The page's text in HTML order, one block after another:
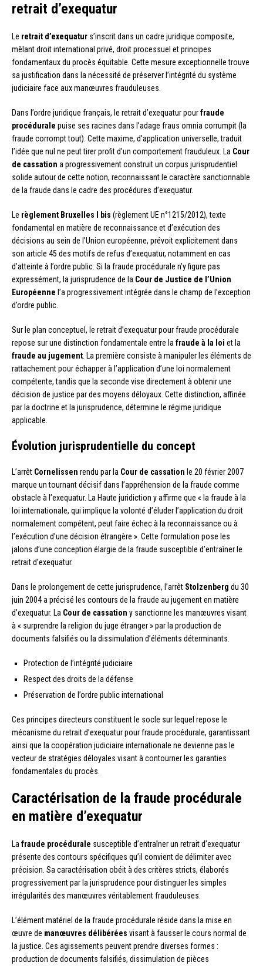
retrait d’exequatur
Le retrait d’exequatur s’inscrit dans un cadre juridique composite,
mêlant droit international privé, droit processuel et principes
fondamentaux du procès équitable. Cette mesure exceptionnelle trouve
sa justification dans la nécessité de préserver l’intégrité du système
judiciaire face aux manœuvres frauduleuses.
Dans l’ordre juridique français, le retrait d’exequatur pourfraude
procédurale puise ses racines dans l’adage fraus omnia corrumpit (la
fraude corrompt tout). Cette maxime, d’application universelle, traduit
l’idée que nul ne peut tirer profit d’un comportement frauduleux. La Cour
de cassation a progressivement construit un corpus jurisprudentiel
solide autour de cette notion, reconnaissant le caractère sanctionnable
de la fraude dans le cadre des procédures d’exequatur.
Le règlement Bruxelles I bis (règlement UE n°1215/2012), texte
fondamental en matière de reconnaissance et d’exécution des
décisions au sein de l’Union européenne, prévoit explicitement dans
son article 45 des motifs de refus d’exequatur, notamment en cas
d’atteinte à l’ordre public. Si la fraude procédurale n’y figure pas
expressément, la jurisprudence de la Cour de Justice de l’Union
Européenne l’a progressivement intégrée dans le champ de l’exception
d’ordre public.
Sur le plan conceptuel, le retrait d’exequatur pour fraude procédurale
repose sur une distinction fondamentale entre lafraude à la loi et la
fraude au jugement. La première consiste à manipuler les éléments de
rattachement pour échapper à l’application d’une loi normalement
compétente, tandis que la seconde vise directement à obtenir une
décision de justice par des moyens déloyaux. Cette distinction, affinée
par la doctrine et la jurisprudence, détermine le régime juridique
applicable.
Évolution jurisprudentielle du concept
L’arrêt Cornelissen rendu par la Cour de cassation le 20 février 2007
marque un tournant décisif dans l’appréhension de la fraude comme
obstacle à l’exequatur. La Haute juridiction y affirme que « la fraude à la
loi internationale, qui implique la volonté d’éluder l’application du droit
normalement compétent, peut faire échec à la reconnaissance ou à
l’exécution d’une décision étrangère ». Cette formulation pose les
jalons d’une conception élargie de la fraude susceptible d’entraîner le
retrait d’exequatur.
Dans le prolongement de cette jurisprudence, l’arrêt Stolzenberg du 30
juin 2004 a précisé les contours de la fraude au jugement en matière
d’exequatur. La Cour de cassation y sanctionne les manœuvres visant
à « surprendre la religion du juge étranger » par la production de
documents falsifiés ou la dissimulation d’éléments déterminants.
Protection de l’intégrité judiciaire
Respect des droits de la défense
Préservation de l’ordre public international
Ces principes directeurs constituent le socle sur lequel repose le
mécanisme du retrait d’exequatur pour fraude procédurale, garantissant
ainsi que la coopération judiciaire internationale ne devienne pas le
vecteur de stratégies déloyales visant à contourner les garanties
fondamentales du procès.
Caractérisation de la fraude procédurale
en matière d’exequatur
Lafraude procédurale susceptible d’entraîner un retrait d’exequatur
présente des contours spécifiques qu’il convient de délimiter avec
précision. Sa caractérisation obéit à des critères stricts, élaborés
progressivement par la jurisprudence pour distinguer les simples
irrégularités des manœuvres véritablement frauduleuses.
L’élément matériel de la fraude procédurale réside dans la mise en
œuvre de manœuvres délibérées visant à fausser le cours normal de
la justice. Ces agissements peuvent prendre diverses formes :
production de documents falsifiés, dissimulation de pièces